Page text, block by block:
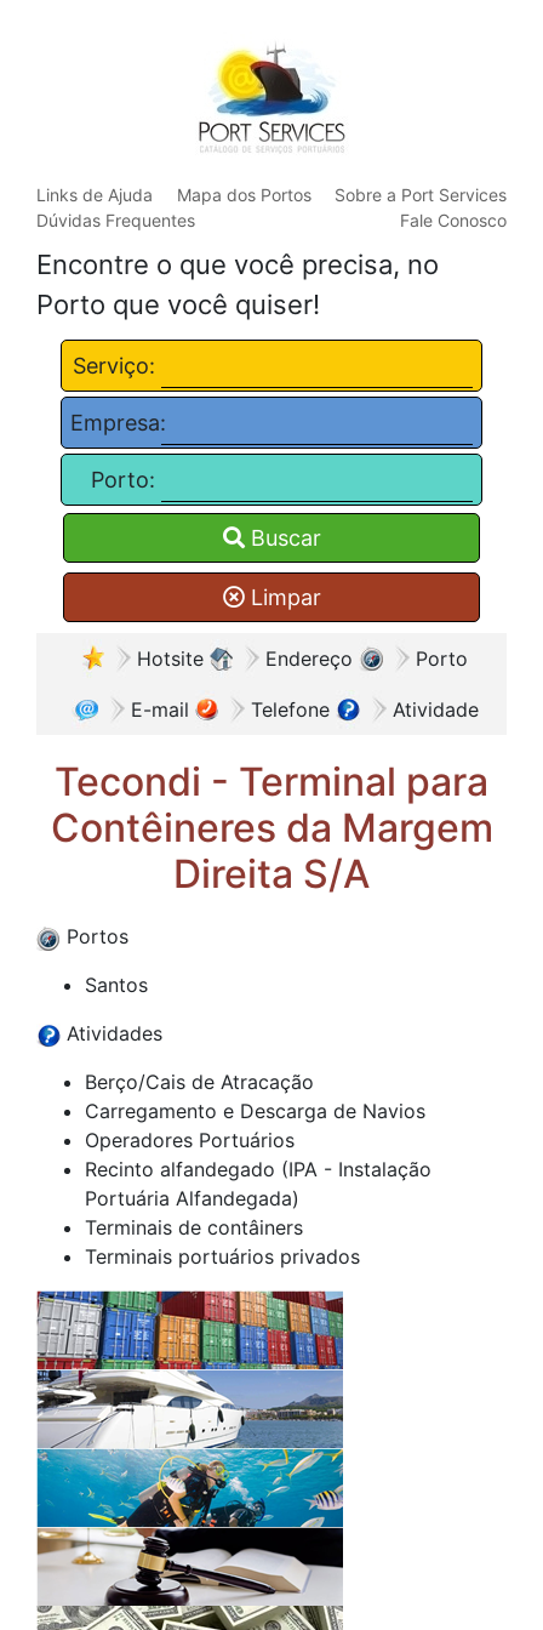
Links de Ajuda Mapa dos Portos
Sobre a Port Services
Dúvidas Frequentes
Fale Conosco
Encontre o que você precisa, no
Porto que você quiser!
Serviço:
Empresa:
Porto:
Buscar
Limpar
Hotsite Endereço Porto
E-mail Telefone Atividade
Tecondi - Terminal para
Contêineres da Margem
Direita S/A
Portos
Santos
Atividades
Berço/Cais de Atracação
Carregamento e Descarga de Navios
Operadores Portuários
Recinto alfandegado (IPA - Instalação
Portuária Alfandegada)
Terminais de contâiners
Terminais portuários privados